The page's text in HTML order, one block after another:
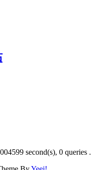
second(s), 0 queries .